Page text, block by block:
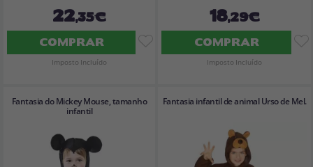
22,35€
COMPRAR
Imposto Incluído
18,29€
COMPRAR
Imposto Incluído
Fantasia do Mickey Mouse, tamanho
infantil
Fantasia infantil de animal Urso de Mel.